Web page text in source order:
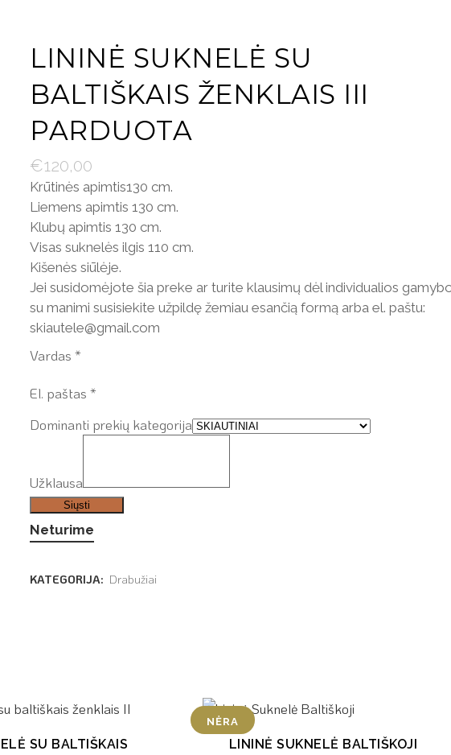
LININĖ SUKNELĖ SU
BALTIŠKAIS ŽENKLAIS III
PARDUOTA
€120,00
Krūtinės apimtis130 cm.
Liemens apimtis 130 cm.
Klubų apimtis 130 cm.
Visas suknelės ilgis 110 cm.
Kišenės siūlėje.
Jei susidomėjote šia preke ar turite klausimų dėl individualios
su manimi susisiekite užpildę žemiau esančią formą arba el. paštu:
skiautele@gmail.com
Vardas *
El. paštas *
Dominanti prekių kategorija
Užklausa
Siųsti
Neturime
KATEGORIJA: Drabužiai
SU BALTIŠKAIS
NĖRA
LININĖ SUKNELĖ BALTIŠKOJI